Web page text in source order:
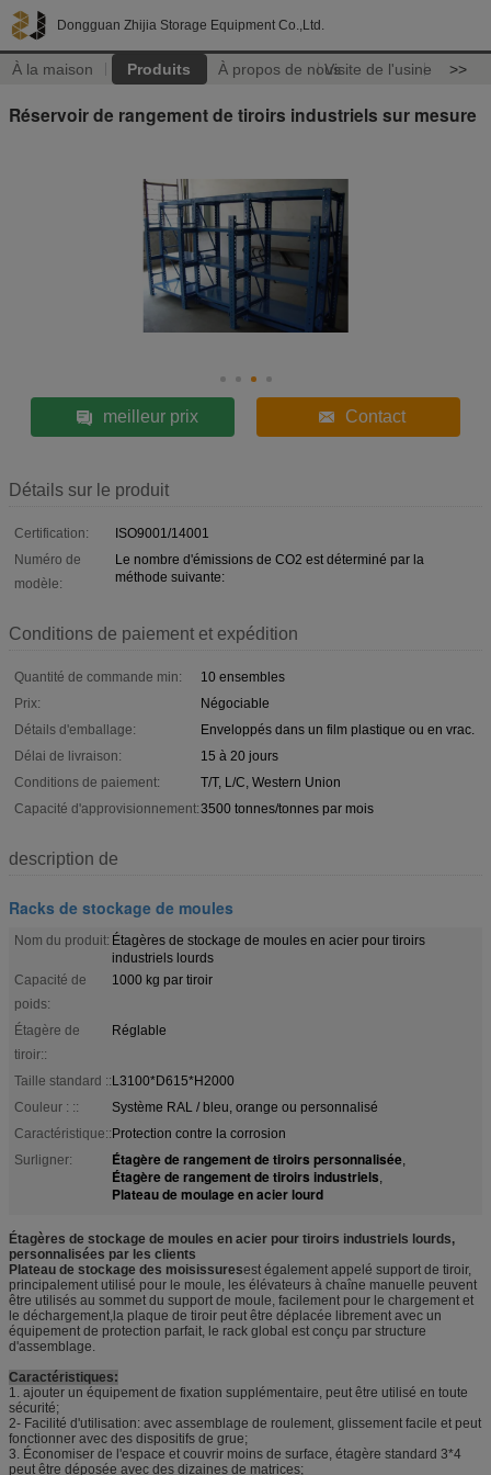
Dongguan Zhijia Storage Equipment Co.,Ltd.
À la maison Produits À propos de nousVisite de l'usine >>
Réservoir de rangement de tiroirs industriels sur mesure
meilleur prix Contact
Détails sur le produit
Certification:
ISO9001/14001
Numéro de
modèle:
Le nombre d'émissions de CO2 est déterminé par la
méthode suivante:
Conditions de paiement et expédition
Quantité de commande min:
10 ensembles
Prix:
Négociable
Détails d'emballage:
Enveloppés dans un film plastique ou en vrac.
Délai de livraison:
15 à 20 jours
Conditions de paiement:
T/T, L/C, Western Union
Capacité d'approvisionnement:3500 tonnes/tonnes par mois
description de
Racks de stockage de moules
Nom du produit: Étagères de stockage de moules en acier pour tiroirs
industriels lourds
Capacité de
poids:
1000 kg par tiroir
Étagère de
tiroir::
Réglable
Taille standard ::L3100*D615*H2000
Couleur : ::
Système RAL / bleu, orange ou personnalisé
Caractéristique::Protection contre la corrosion
Surligner:
Étagère de rangement de tiroirs personnalisée,
Étagère de rangement de tiroirs industriels,
Plateau de moulage en acier lourd
Étagères de stockage de moules en acier pour tiroirs industriels lourds,
personnalisées par les clients
Plateau de stockage des moisissuresest également appelé support de tiroir,
principalement utilisé pour le moule, les élévateurs à chaîne manuelle peuvent
être utilisés au sommet du support de moule, facilement pour le chargement et
le déchargement,la plaque de tiroir peut être déplacée librement avec un
équipement de protection parfait, le rack global est conçu par structure
d'assemblage.
Caractéristiques:
1. ajouter un équipement de fixation supplémentaire, peut être utilisé en toute
sécurité;
2- Facilité d'utilisation: avec assemblage de roulement, glissement facile et peut
fonctionner avec des dispositifs de grue;
3. Économiser de l'espace et couvrir moins de surface, étagère standard 3*4
peut être déposée avec des dizaines de matrices;